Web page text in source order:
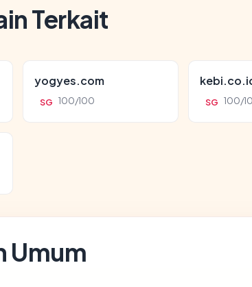
Terkait
yogyes.com
SG 100/100 SG 100/
Umum